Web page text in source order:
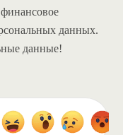
данных.
данные!